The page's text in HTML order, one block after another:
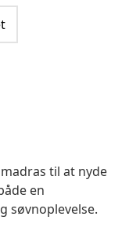
til at nyde
en
søvnoplevelse.